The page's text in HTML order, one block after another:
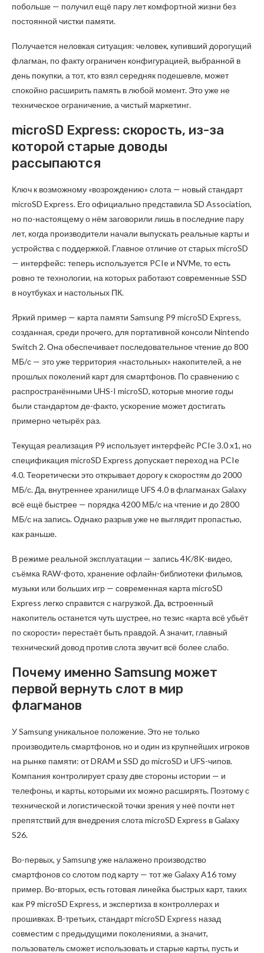
побольше — получил ещё пару лет комфортной жизни без
постоянной чистки памяти.
Получается неловкая ситуация: человек, купивший дорогущий
флагман, по факту ограничен конфигурацией, выбранной в
день покупки, а тот, кто взял середняк подешевле, может
спокойно расширить память в любой момент. Это уже не
техническое ограничение, а чистый маркетинг.
microSD Express: скорость, из-за
которой старые доводы
рассыпаются
Ключ к возможному «возрождению» слота — новый стандарт
microSD Express. Его официально представила SD Association,
но по-настоящему о нём заговорили лишь в последние пару
лет, когда производители начали выпускать реальные карты и
устройства с поддержкой. Главное отличие от старых microSD
— интерфейс: теперь используется PCIe и NVMe, то есть
ровно те технологии, на которых работают современные SSD
в ноутбуках и настольных ПК.
Яркий пример — карта памяти Samsung P9 microSD Express,
созданная, среди прочего, для портативной консоли Nintendo
Switch 2. Она обеспечивает последовательное чтение до 800
МБ/с — это уже территория «настольных» накопителей, а не
прошлых поколений карт для смартфонов. По сравнению с
распространёнными UHS-I microSD, которые многие годы
были стандартом де-факто, ускорение может достигать
примерно четырёх раз.
Текущая реализация P9 использует интерфейс PCIe 3.0 x1, но
спецификация microSD Express допускает переход на PCIe
4.0. Теоретически это открывает дорогу к скоростям до 2000
МБ/с. Да, внутреннее хранилище UFS 4.0 в флагманах Galaxy
всё ещё быстрее — порядка 4200 МБ/с на чтение и до 2800
МБ/с на запись. Однако разрыв уже не выглядит пропастью,
как раньше.
В режиме реальной эксплуатации — запись 4K/8K-видео,
съёмка RAW-фото, хранение офлайн-библиотеки фильмов,
музыки или больших игр — современная карта microSD
Express легко справится с нагрузкой. Да, встроенный
накопитель останется чуть шустрее, но тезис «карта всё убьёт
по скорости» перестаёт быть правдой. А значит, главный
технический довод против слота звучит всё более слабо.
Почему именно Samsung может
первой вернуть слот в мир
флагманов
У Samsung уникальное положение. Это не только
производитель смартфонов, но и один из крупнейших игроков
на рынке памяти: от DRAM и SSD до microSD и UFS-чипов.
Компания контролирует сразу две стороны истории — и
телефоны, и карты, которыми их можно расширять. Поэтому с
технической и логистической точки зрения у неё почти нет
препятствий для внедрения слота microSD Express в Galaxy
S26.
Во-первых, у Samsung уже налажено производство
смартфонов со слотом под карту — тот же Galaxy A16 тому
пример. Во-вторых, есть готовая линейка быстрых карт, таких
как P9 microSD Express, и экспертиза в контроллерах и
прошивках. В-третьих, стандарт microSD Express назад
совместим с предыдущими поколениями, а значит,
пользователь сможет использовать и старые карты, пусть и